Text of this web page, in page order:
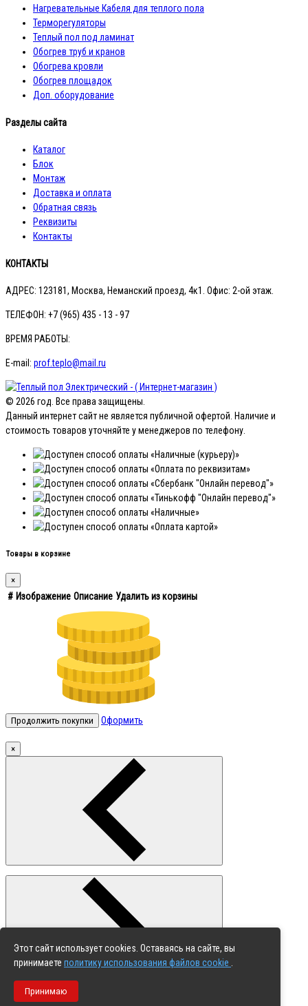
Нагревательные Кабеля для теплого пола
Терморегуляторы
Теплый пол под ламинат
Обогрев труб и кранов
Обогрева кровли
Обогрев площадок
Доп. оборудование
Разделы сайта
Каталог
Блок
Монтаж
Доставка и оплата
Обратная связь
Реквизиты
Контакты
КОНТАКТЫ
АДРЕС: 123181, Москва, Неманский проезд, 4к1. Офис: 2-ой этаж.
ТЕЛЕФОН: +7 (965) 435 - 13 - 97
ВРЕМЯ РАБОТЫ:
E-mail: prof.teplo@mail.ru
© 2026 год. Все права защищены.
Данный интернет сайт не является публичной офертой. Наличие и
стоимость товаров уточняйте у менеджеров по телефону.
Товары в корзине
×
# Изображение Описание Удалить из корзины
Продолжить покупки Оформить
×
Цена:
Этот сайт использует cookies. Оставаясь на сайте, вы
принимаете политику использования файлов cookie
Принимаю